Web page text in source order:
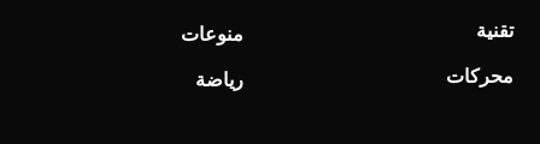
تقنية
محركات
منوعات
رياضة